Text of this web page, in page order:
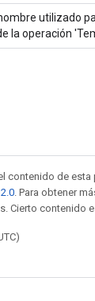
utilizado
la operación
contenido de esta
. Para obtener
Cierto contenido